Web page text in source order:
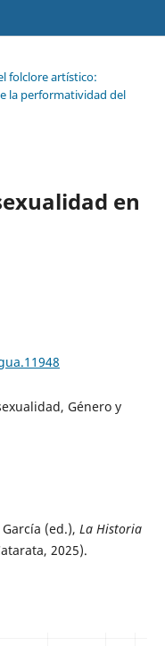
folclore artístico:
la performatividad del
en
Género y
(ed.), La Historia
2025).